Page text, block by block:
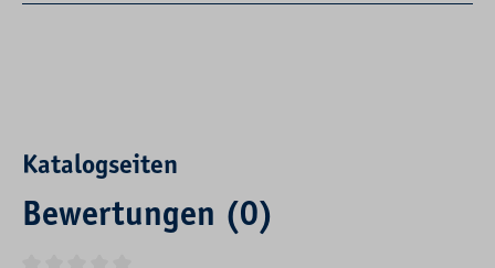
Katalogseiten
Bewertungen (0)